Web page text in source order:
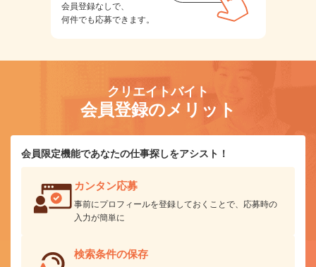
会員登録なしで、
何件でも応募できます。
クリエイトバイト
会員登録のメリット
会員限定機能であなたの仕事探しをアシスト！
カンタン応募
事前にプロフィールを登録しておくことで、応募時の
入力が簡単に
検索条件の保存